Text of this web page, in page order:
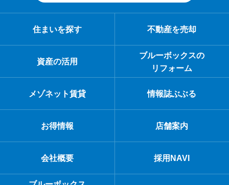
住まいを探す 不動産を売却
資産の活用
ブルーボックスの
リフォーム
メゾネット賃貸 情報誌ぶぶる
お得情報 店舗案内
会社概要 採用NAVI